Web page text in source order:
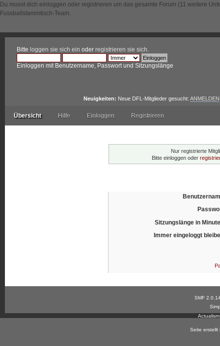
Du musst dich einloggen oder registrieren um das gesamte Forum (11 weitere
Fussballstammtisch-Team.
Bitte loggen sie sich ein oder registrieren sie sich
Einloggen mit Benutzername, Passwort und Sitzungslänge
Neuigkeiten: Neue DFL-Mitglieder gesucht: ANMELDEN
Übersicht Hilfe Einloggen Registrieren
Nur registrierte
Bitte einloggen oder
Sitzungslänge in
Immer eingeloggt
SMF
Seite erstellt